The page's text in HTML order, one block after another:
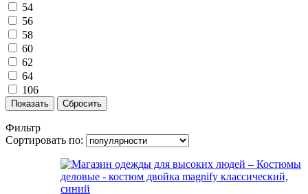
54
56
58
60
62
64
106
Показать Сбросить
Фильтр
Сортировать по: